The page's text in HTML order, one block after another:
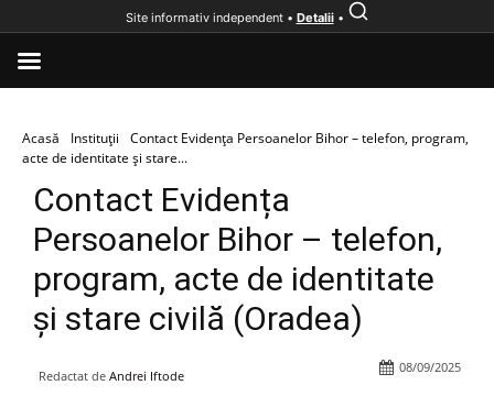
Acasă Instituții
Contact Evidența Persoanelor Bihor – telefon, program,
acte de identitate și stare...
Contact Evidența
Persoanelor Bihor – telefon,
program, acte de identitate
și stare civilă (Oradea)
Redactat de Andrei Iftode
08/09/2025
Site informativ independent • Detalii•